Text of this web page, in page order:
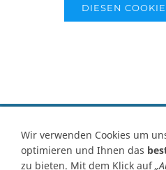
DIESEN
Vertrag
Kontakt Ersatzteile-
Wir verwenden Cookies um
optimieren und Ihnen das
zu bieten. Mit dem Klick auf